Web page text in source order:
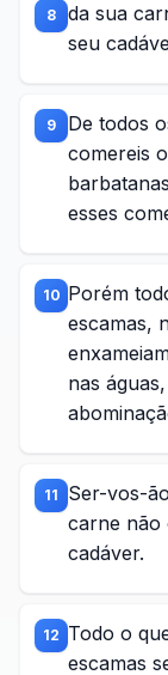
8
da sua
seu
9
De todos
comereis
esses
10 Porém
escamas,
nas
11
Ser-vos-
carne não
cadáver.
12 Todo o
escamas